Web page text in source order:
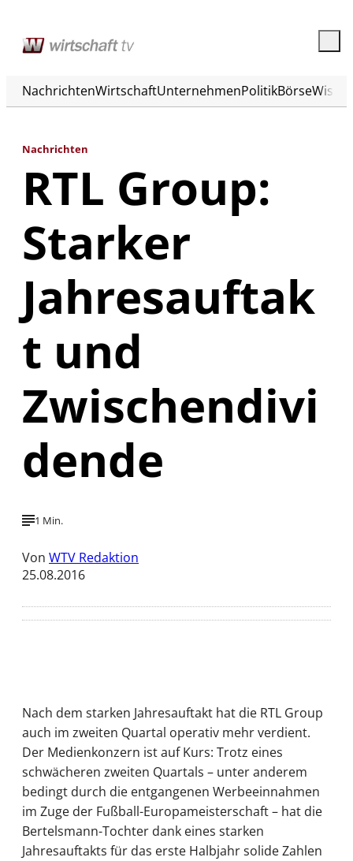
NachrichtenWirtschaftUnternehmenPolitikBörse
Nachrichten
RTL Group:
Starker
Jahresauftak
t und
Zwischendivi
dende
1 Min.
Von WTV Redaktion
25.08.2016
Nach dem starken Jahresauftakt hat die RTL Group
auch im zweiten Quartal operativ mehr verdient.
Der Medienkonzern ist auf Kurs: Trotz eines
schwächeren zweiten Quartals – unter anderem
bedingt durch die entgangenen Werbeeinnahmen
im Zuge der Fußball-Europameisterschaft – hat die
Bertelsmann-Tochter dank eines starken
Jahresauftakts für das erste Halbjahr solide Zahlen